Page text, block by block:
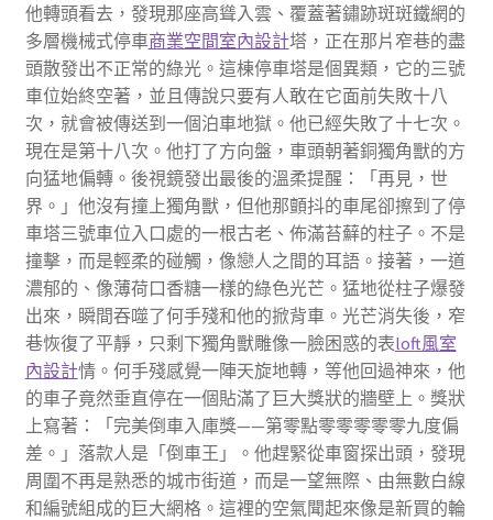
他轉頭看去，發現那座高聳入雲、覆蓋著鏽跡斑斑鐵網的
多層機械式停車商業空間室內設計塔，正在那片窄巷的盡
頭散發出不正常的綠光。這棟停車塔是個異類，它的三號
車位始終空著，並且傳說只要有人敢在它面前失敗十八
次，就會被傳送到一個泊車地獄。他已經失敗了十七次。
現在是第十八次。他打了方向盤，車頭朝著銅獨角獸的方
向猛地偏轉。後視鏡發出最後的溫柔提醒：「再見，世
界。」他沒有撞上獨角獸，但他那顫抖的車尾卻擦到了停
車塔三號車位入口處的一根古老、佈滿苔蘚的柱子。不是
撞擊，而是輕柔的碰觸，像戀人之間的耳語。接著，一道
濃郁的、像薄荷口香糖一樣的綠色光芒。猛地從柱子爆發
出來，瞬間吞噬了何手殘和他的掀背車。光芒消失後，窄
巷恢復了平靜，只剩下獨角獸雕像一臉困惑的表loft風室
內設計情。何手殘感覺一陣天旋地轉，等他回過神來，他
的車子竟然垂直停在一個貼滿了巨大獎狀的牆壁上。獎狀
上寫著：「完美倒車入庫獎——第零點零零零零零九度偏
差。」落款人是「倒車王」。他趕緊從車窗探出頭，發現
周圍不再是熟悉的城市街道，而是一望無際、由無數白線
和編號組成的巨大網格。這裡的空氣聞起來像是新買的輪